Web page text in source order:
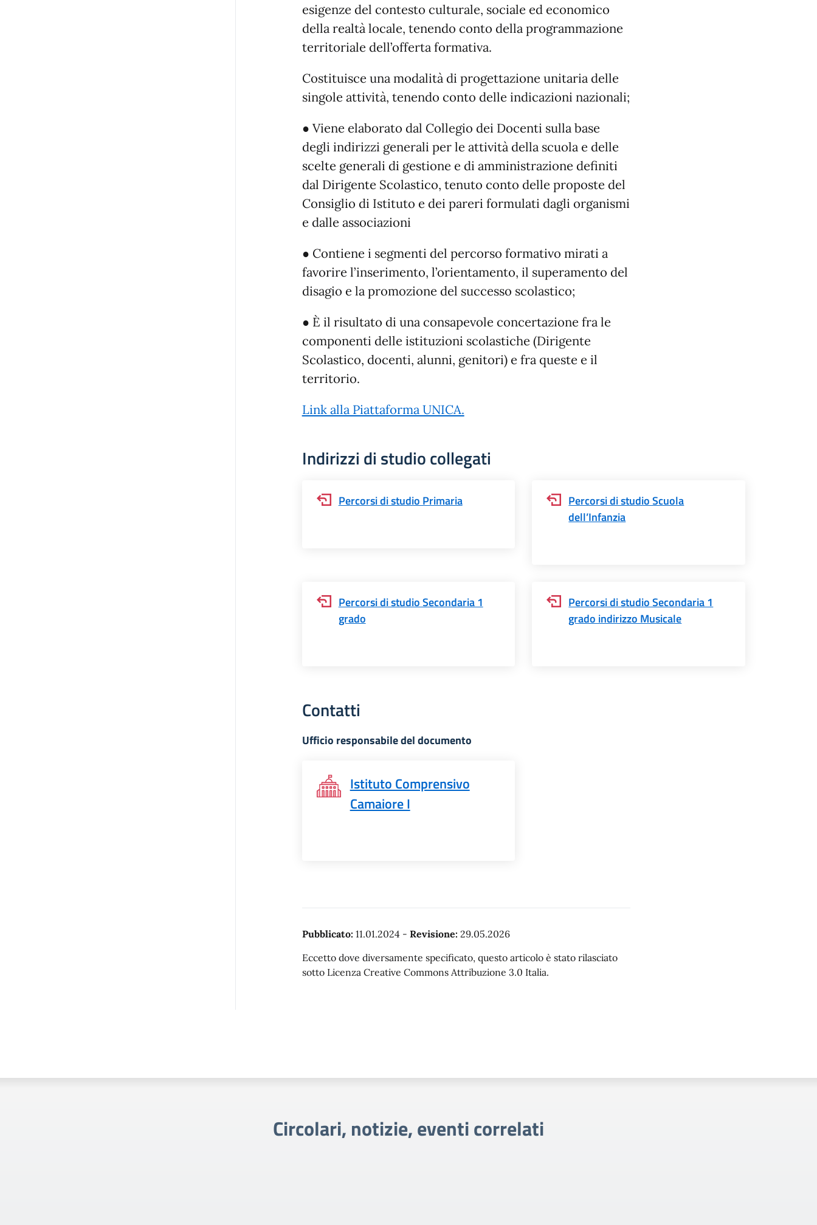
esigenze del contesto culturale, sociale ed economico
della realtà locale, tenendo conto della programmazione
territoriale dell’offerta formativa.
Costituisce una modalità di progettazione unitaria delle
singole attività, tenendo conto delle indicazioni nazionali;
● Viene elaborato dal Collegio dei Docenti sulla base
degli indirizzi generali per le attività della scuola e delle
scelte generali di gestione e di amministrazione definiti
dal Dirigente Scolastico, tenuto conto delle proposte del
Consiglio di Istituto e dei pareri formulati dagli organismi
e dalle associazioni
● Contiene i segmenti del percorso formativo mirati a
favorire l’inserimento, l’orientamento, il superamento del
disagio e la promozione del successo scolastico;
● È il risultato di una consapevole concertazione fra le
componenti delle istituzioni scolastiche (Dirigente
Scolastico, docenti, alunni, genitori) e fra queste e il
territorio.
Link alla Piattaforma UNICA.
Indirizzi di studio collegati
Percorsi di studio Primaria
Percorsi di studio Scuola
dell’Infanzia
Percorsi di studio Secondaria 1
grado
Percorsi di studio Secondaria 1
grado indirizzo Musicale
Contatti
Ufficio responsabile del documento
Istituto Comprensivo
Camaiore I
Pubblicato: 11.01.2024 - Revisione: 29.05.2026
Eccetto dove diversamente specificato, questo articolo è stato rilasciato
sotto Licenza Creative Commons Attribuzione 3.0 Italia.
Circolari, notizie, eventi correlati